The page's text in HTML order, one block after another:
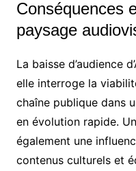
Conséquences
paysage
La baisse d’audience
elle interroge la
chaîne publique dans
en évolution rapide.
également une
contenus culturels et